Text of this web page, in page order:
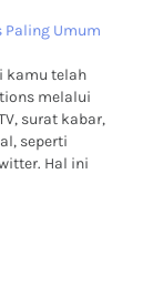
Paling Umum
kamu telah
melalui
surat kabar,
seperti
Hal ini
peran public
visibilitas